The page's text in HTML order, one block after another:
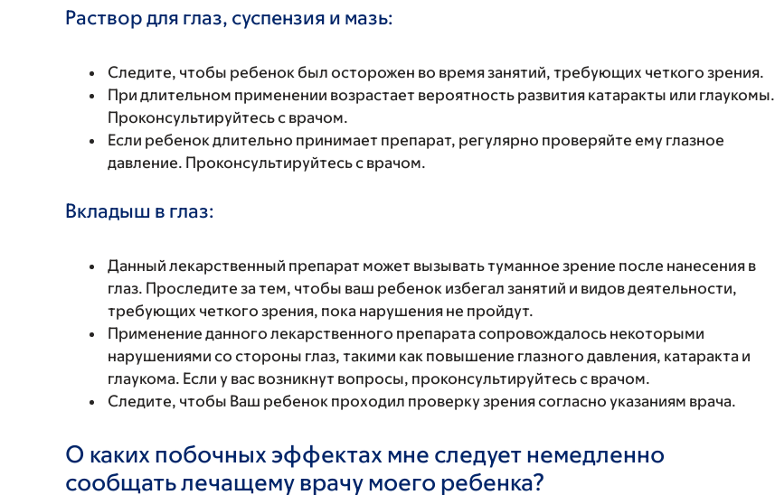
Раствор для глаз, суспензия и мазь:
Следите, чтобы ребенок был осторожен во время занятий, требующих четкого зрения.
При длительном применении возрастает вероятность развития катаракты или глаукомы.
Проконсультируйтесь с врачом.
Если ребенок длительно принимает препарат, регулярно проверяйте ему глазное
давление. Проконсультируйтесь с врачом.
Вкладыш в глаз:
Данный лекарственный препарат может вызывать туманное зрение после нанесения в
глаз. Проследите за тем, чтобы ваш ребенок избегал занятий и видов деятельности,
требующих четкого зрения, пока нарушения не пройдут.
Применение данного лекарственного препарата сопровождалось некоторыми
нарушениями со стороны глаз, такими как повышение глазного давления, катаракта и
глаукома. Если у вас возникнут вопросы, проконсультируйтесь с врачом.
Следите, чтобы Ваш ребенок проходил проверку зрения согласно указаниям врача.
О каких побочных эффектах мне следует немедленно
сообщать лечащему врачу моего ребенка?